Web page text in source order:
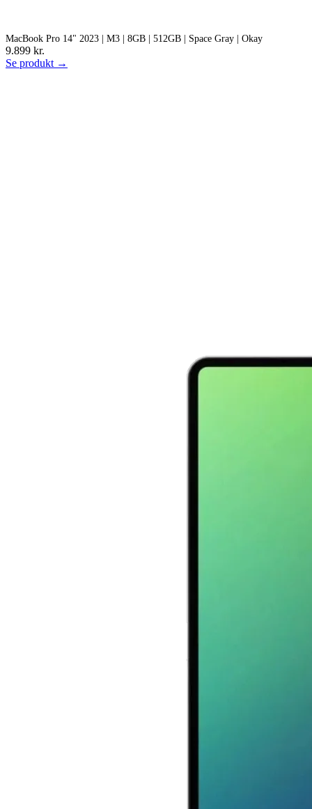
MacBook Pro 14" 2023 | M3 | 8GB | 512GB | Space Gray | Okay
9.899 kr.
Se produkt →